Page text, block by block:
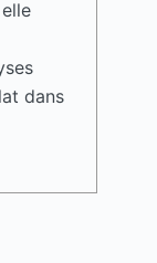
dans